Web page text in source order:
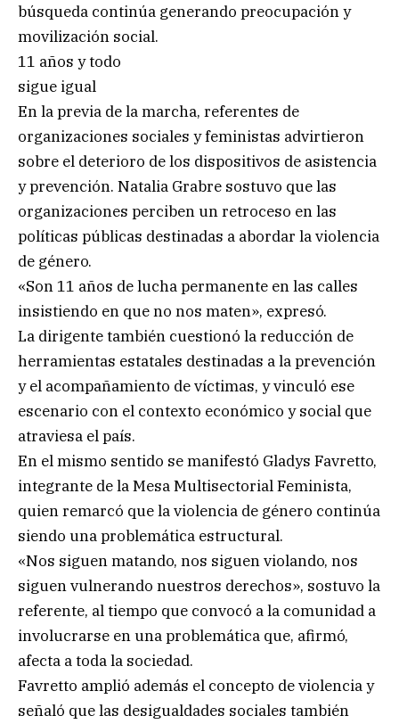
búsqueda continúa generando preocupación y
movilización social.
11 años y todo
sigue igual
En la previa de la marcha, referentes de
organizaciones sociales y feministas advirtieron
sobre el deterioro de los dispositivos de asistencia
y prevención. Natalia Grabre sostuvo que las
organizaciones perciben un retroceso en las
políticas públicas destinadas a abordar la violencia
de género.
«Son 11 años de lucha permanente en las calles
insistiendo en que no nos maten», expresó.
La dirigente también cuestionó la reducción de
herramientas estatales destinadas a la prevención
y el acompañamiento de víctimas, y vinculó ese
escenario con el contexto económico y social que
atraviesa el país.
En el mismo sentido se manifestó Gladys Favretto,
integrante de la Mesa Multisectorial Feminista,
quien remarcó que la violencia de género continúa
siendo una problemática estructural.
«Nos siguen matando, nos siguen violando, nos
siguen vulnerando nuestros derechos», sostuvo la
referente, al tiempo que convocó a la comunidad a
involucrarse en una problemática que, afirmó,
afecta a toda la sociedad.
Favretto amplió además el concepto de violencia y
señaló que las desigualdades sociales también